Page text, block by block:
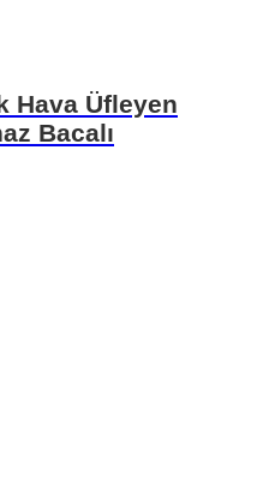
Hava Üfleyen
Bacalı